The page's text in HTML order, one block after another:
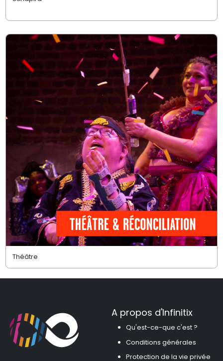
Théâtre
A propos d'Infinitix
Qu'est-ce-que c'est ?
Conditions générales
Protection de la vie privée